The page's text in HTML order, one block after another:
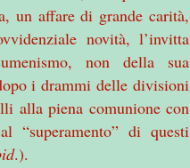
un affare di grande carità,
novità, l’invitta
non della sua
i drammi delle divisioni
alla piena comunione con
“superamento” di questi
.).